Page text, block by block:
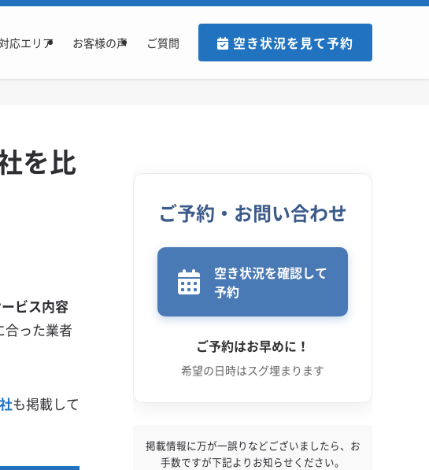
応エリア お客様の声 ご質問 空き状況を見て予約
を比
ビス内容
合った業者
も掲載して
ご予約・お問い合わせ
空き状況を確認して
予約
ご予約はお早めに！
希望の日時はスグ埋まります
掲載情報に万が一誤りなどございましたら、お
手数ですが下記よりお知らせください。